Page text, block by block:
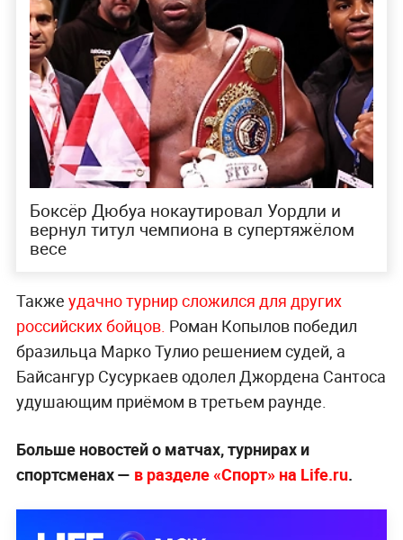
Боксёр Дюбуа нокаутировал Уордли и
вернул титул чемпиона в супертяжёлом
весе
Также удачно турнир сложился для других
российских бойцов. Роман Копылов победил
бразильца Марко Тулио решением судей, а
Байсангур Сусуркаев одолел Джордена Сантоса
удушающим приёмом в третьем раунде.
Больше новостей о матчах, турнирах и
спортсменах — в разделе «Спорт» на Life.ru.